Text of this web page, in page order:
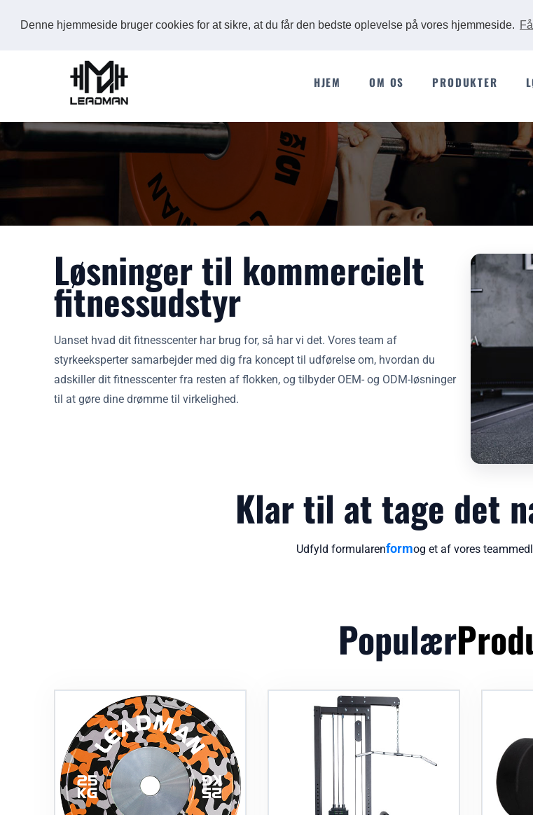
Denne hjemmeside bruger cookies for at sikre, at du får den bedste oplevelse på vores hjemmeside.
HJEM OM OS PRODUKTER
Løsninger til kommercielt
fitnessudstyr
Uanset hvad dit fitnesscenter har brug for, så har vi det. Vores team af
styrkeeksperter samarbejder med dig fra koncept til udførelse om, hvordan du
adskiller dit fitnesscenter fra resten af flokken, og tilbyder OEM- og ODM-løsninger
til at gøre dine drømme til virkelighed.
Klar til at tage det
Udfyld formularenformog et af vores
Populær